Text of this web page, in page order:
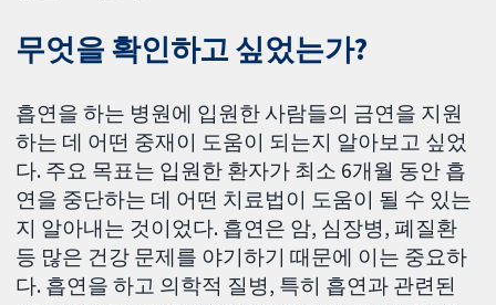
무엇을 확인하고 싶었는가?
흡연을 하는 병원에 입원한 사람들의 금연을 지원
하는 데 어떤 중재이 도움이 되는지 알아보고 싶었
다. 주요 목표는 입원한 환자가 최소 6개월 동안 흡
연을 중단하는 데 어떤 치료법이 도움이 될 수 있는
지 알아내는 것이었다. 흡연은 암, 심장병, 폐질환
등 많은 건강 문제를 야기하기 때문에 이는 중요하
다. 흡연을 하고 의학적 질병, 특히 흡연과 관련된